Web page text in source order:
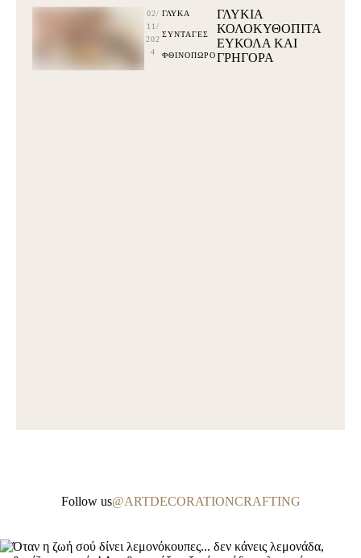
02/
11/
202
4
ΓΛΥΚΆ
ΣΥΝΤΑΓΕΣ
ΦΘΙΝΟΠΩΡΟ
ΓΛΥΚΙΑ
ΚΟΛΟΚΥΘΟΠΙΤΑ
ΕΥΚΟΛΑ ΚΑΙ
ΓΡΗΓΟΡΑ
Follow us@ARTDECORATIONCRAFTING